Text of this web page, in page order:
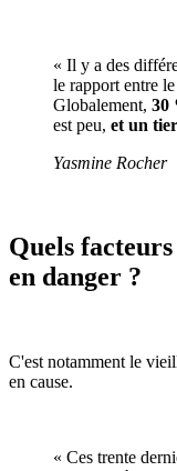
« Il y a des
le rapport entre
Globalement, 30
est peu, et un
Yasmine Rocher
Quels
en danger ?
C'est notamment le
en cause.
« Ces trente